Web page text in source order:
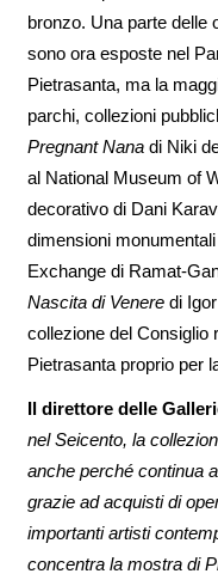
bronzo. Una parte delle
sono ora esposte nel
Pietrasanta, ma la
parchi, collezioni
Pregnant Nanadi Niki
al National Museum of
decorativo di Dani
dimensioni
Exchange di Ramat-
Nascita di Veneredi Igor
collezione del Consiglio
Pietrasanta proprio per
Il direttore delle
nel Seicento, la
anche perché continua
grazie ad acquisti di
importanti artisti
concentra la mostra di